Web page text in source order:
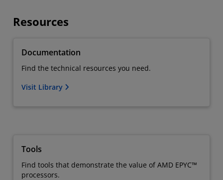
Resources
Documentation
Find the technical resources you need.
Visit Library
Tools
Find tools that demonstrate the value of AMD EPYC™
processors.